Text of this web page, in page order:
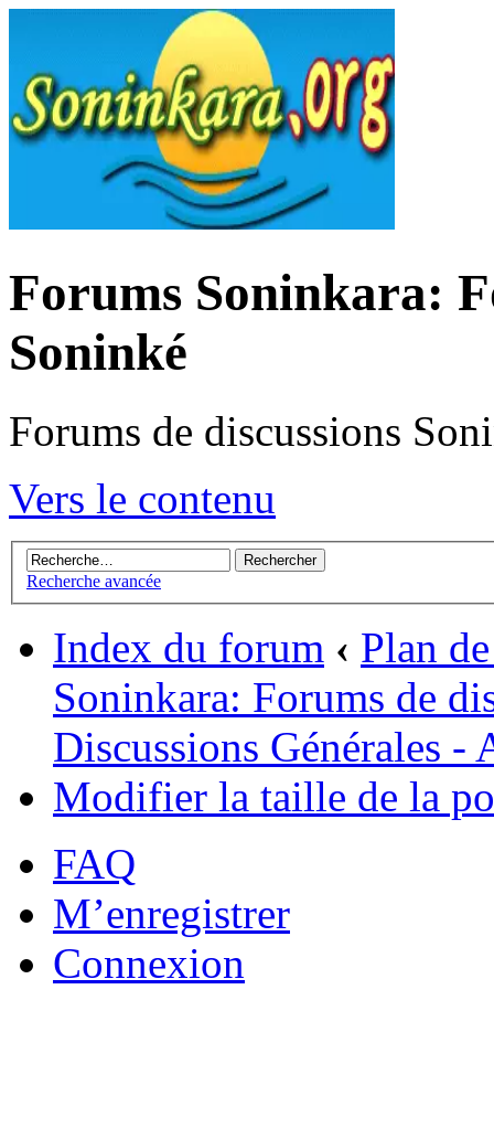
Forums Soninkara:
Soninké
Forums de discussions
Vers le contenu
Recherche avancée
Index du forum ‹ Plan
Soninkara: Forums de
Discussions Générales -
Modifier la taille de la
FAQ
M’enregistrer
Connexion